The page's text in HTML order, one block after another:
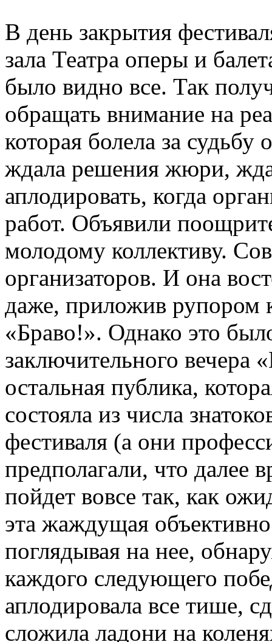
В день закрытия
зала Театра оперы и
было видно все. Так
обращать внимание на
которая болела за судьбу
ждала решения жюри,
аплодировать, когда
работ. Объявили
молодому коллективу.
организаторов. И она
даже, приложив рупором
«Браво!». Однако это
заключительного вечера
остальная публика,
состояла из числа
фестиваля (а они
предполагали, что далее
пойдет вовсе так, как
эта жаждущая
поглядывая на нее,
каждого следующего
аплодировала все тише,
сложила ладони на